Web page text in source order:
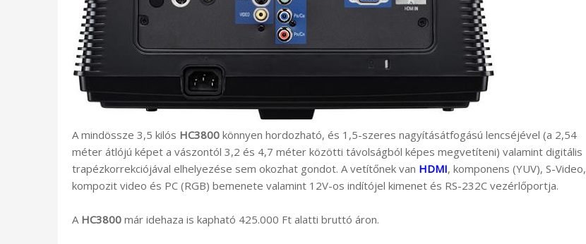
A mindössze 3,5 kilós HC3800 könnyen hordozható, és 1,5-szeres nagyításátfogású lencséjével (a 2,54
méter átlójú képet a vászontól 3,2 és 4,7 méter közötti távolságból képes megvetíteni) valamint digitális
trapézkorrekciójával elhelyezése sem okozhat gondot. A vetítőnek van HDMI, komponens (YUV), S-Video,
kompozit video és PC (RGB) bemenete valamint 12V-os indítójel kimenet és RS-232C vezérlőportja.
A HC3800 már idehaza is kapható 425.000 Ft alatti bruttó áron.